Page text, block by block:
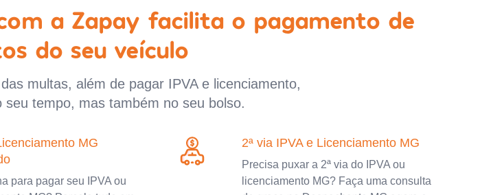
a Zapay facilita o pagamento de
do seu veículo
multas, além de pagar IPVA e licenciamento,
tempo, mas também no seu bolso.
MG
para pagar seu IPVA ou
2ª via IPVA e Licenciamento MG
Precisa puxar a 2ª via do IPVA ou
licenciamento MG? Faça uma consulta